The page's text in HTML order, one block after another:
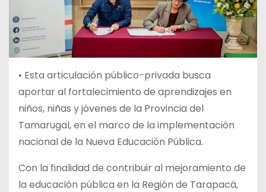
• Esta articulación público-privada busca
aportar al fortalecimiento de aprendizajes en
niños, niñas y jóvenes de la Provincia del
Tamarugal, en el marco de la implementación
nacional de la Nueva Educación Pública.
Con la finalidad de contribuir al mejoramiento de
la educación pública en la Región de Tarapacá,